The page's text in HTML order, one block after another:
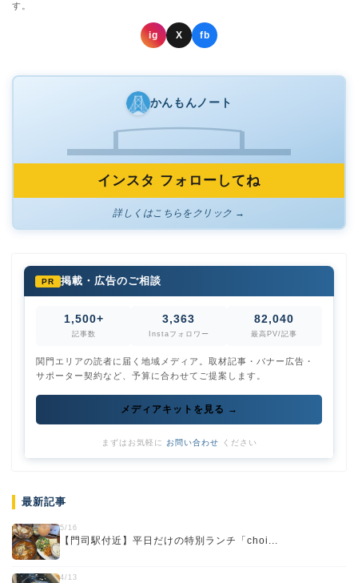
す。
ig X fb
かんもんノート
インスタ フォローしてね
詳しくはこちらをクリック →
PR 掲載・広告のご相談
1,500+
記事数
3,363
Instaフォロワー
82,040
最高PV/記事
関門エリアの読者に届く地域メディア。取材記事・バナー広告・
サポーター契約など、予算に合わせてご提案します。
メディアキットを見る →
まずはお気軽に お問い合わせ ください
最新記事
5/16
【門司駅付近】平日だけの特別ランチ「choi...
4/13